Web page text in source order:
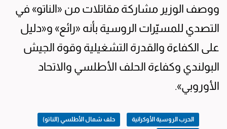
ووصف الوزير مشاركة مقاتلات من «الناتو» في
التصدي للمسيّرات الروسية بأنه «رائع» و«دليل
على الكفاءة والقدرة التشغيلية وقوة الجيش
البولندي وكفاءة الحلف الأطلسي والاتحاد
الأوروبي».
الحرب الروسية الأوكرانية حلف شمال الأطلسي (الناتو)